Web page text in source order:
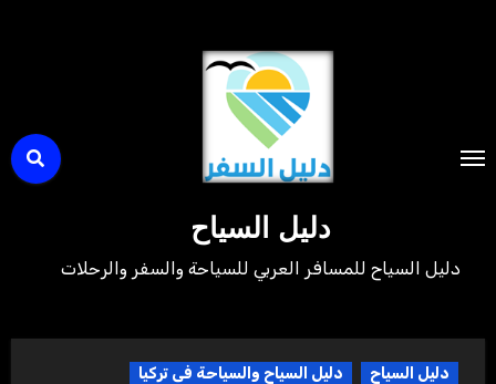
دليل السياح
دليل السياح للمسافر العربي للسياحة والسفر والرحلات
دليل السياح دليل السياح والسياحة فى تركيا